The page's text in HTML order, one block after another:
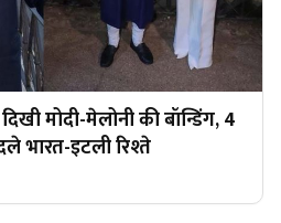
मोदी-मेलोनी की बॉन्डिंग, 4
भारत-इटली रिश्ते